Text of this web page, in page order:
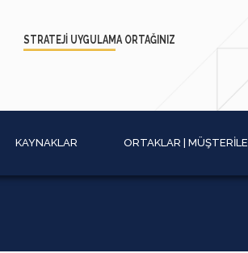
STRATEJİ UYGULAMAORTAĞINIZ
KAYNAKLAR ORTAKLAR |